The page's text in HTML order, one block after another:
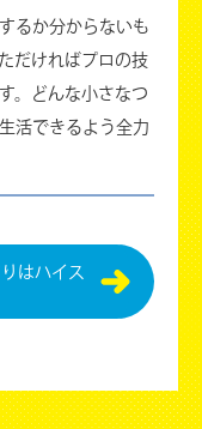
るか分からないも
だければプロの技
。どんな小さなつ
活できるよう全力
はハイス